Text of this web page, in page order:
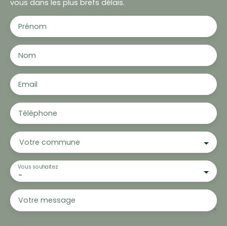
vous dans les plus brefs délais.
Prénom
Nom
Email
Téléphone
Votre commune
-
Vous souhaitez
Votre message